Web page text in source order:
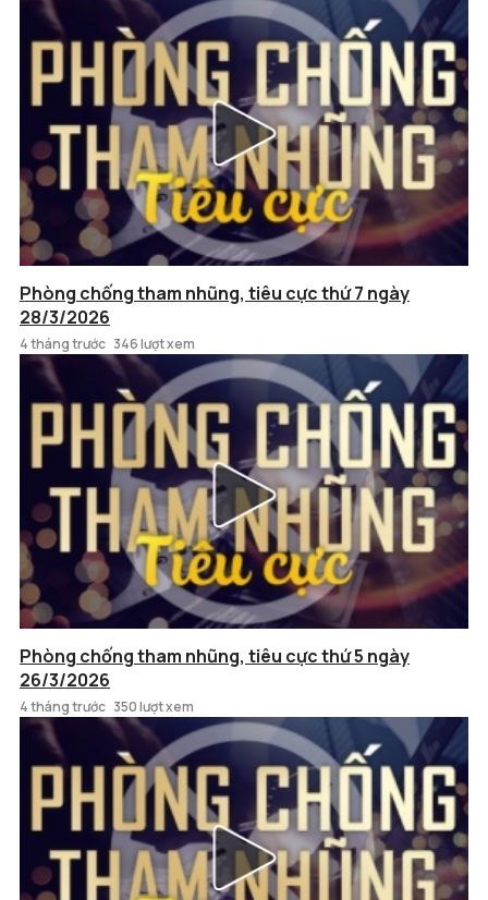
Phòng chống tham nhũng, tiêu cực thứ 7 ngày
28/3/2026
4 tháng trước 346 lượt xem
Phòng chống tham nhũng, tiêu cực thứ 5 ngày
26/3/2026
4 tháng trước 350 lượt xem